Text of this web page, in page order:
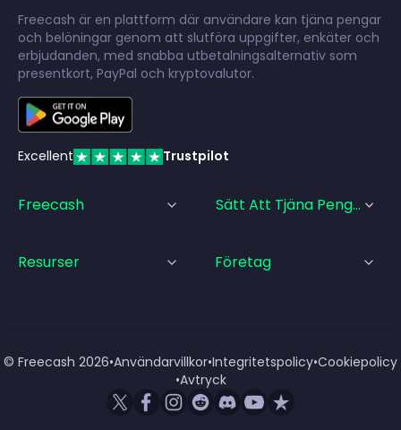
Freecash är en plattform där användare kan tjäna pengar
och belöningar genom att slutföra uppgifter, enkäter och
erbjudanden, med snabba utbetalningsalternativ som
presentkort, PayPal och kryptovalutor.
Excellent Trustpilot
Freecash Sätt Att Tjäna Pengar
Resurser Företag
© Freecash 2026•Användarvillkor•Integritetspolicy•Cookiepolicy
•Avtryck